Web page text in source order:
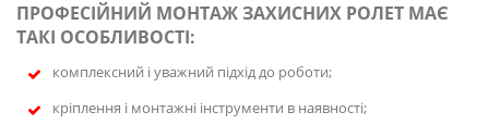
ПРОФЕСІЙНИЙ МОНТАЖ ЗАХИСНИХ РОЛЕТ МАЄ
ТАКІ ОСОБЛИВОСТІ:
комплексний і уважний підхід до роботи;
кріплення і монтажні інструменти в наявності;